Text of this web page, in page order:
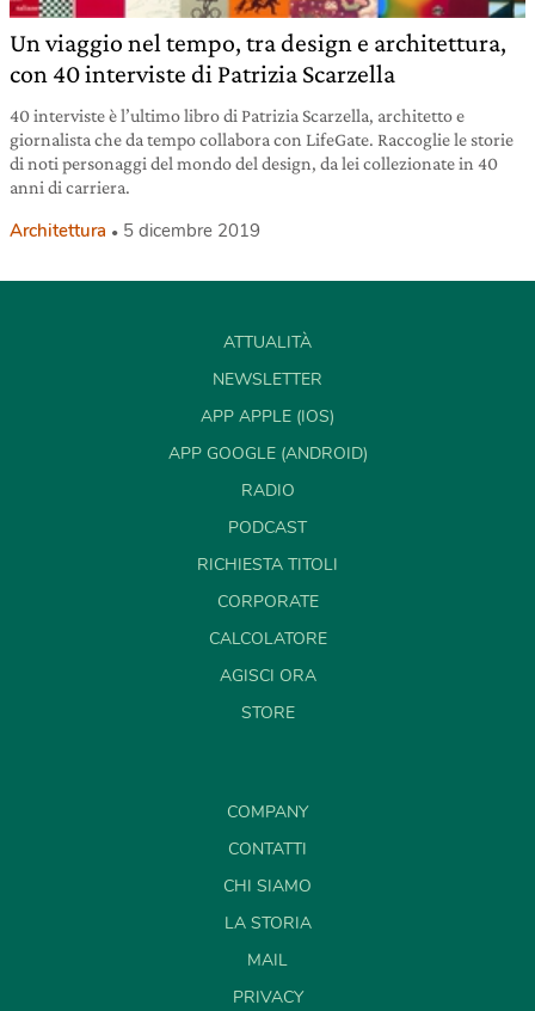
Un viaggio nel tempo, tra design e architettura,
con 40 interviste di Patrizia Scarzella
40 interviste è l’ultimo libro di Patrizia Scarzella, architetto e
giornalista che da tempo collabora con LifeGate. Raccoglie le storie
di noti personaggi del mondo del design, da lei collezionate in 40
anni di carriera.
Architettura 5 dicembre 2019
ATTUALITÀ
NEWSLETTER
APP APPLE (IOS)
APP GOOGLE (ANDROID)
RADIO
PODCAST
RICHIESTA TITOLI
CORPORATE
CALCOLATORE
AGISCI ORA
STORE
COMPANY
CONTATTI
CHI SIAMO
LA STORIA
MAIL
PRIVACY